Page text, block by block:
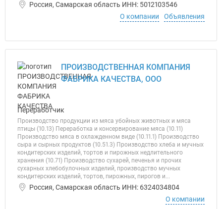
Россия, Самарская область ИНН: 5012103546
О компании
Объявления
ПРОИЗВОДСТВЕННАЯ КОМПАНИЯ
ФАБРИКА КАЧЕСТВА, ООО
Переработчик
Производство продукции из мяса убойных животных и мяса
птицы (10.13) Переработка и консервирование мяса (10.11)
Производство мяса в охлажденном виде (10.11.1) Производство
сыра и сырных продуктов (10.51.3) Производство хлеба и мучных
кондитерских изделий, тортов и пирожных недлительного
хранения (10.71) Производство сухарей, печенья и прочих
сухарных хлебобулочных изделий, производство мучных
кондитерских изделий, тортов, пирожных, пирогов и...
Россия, Самарская область ИНН: 6324034804
О компании